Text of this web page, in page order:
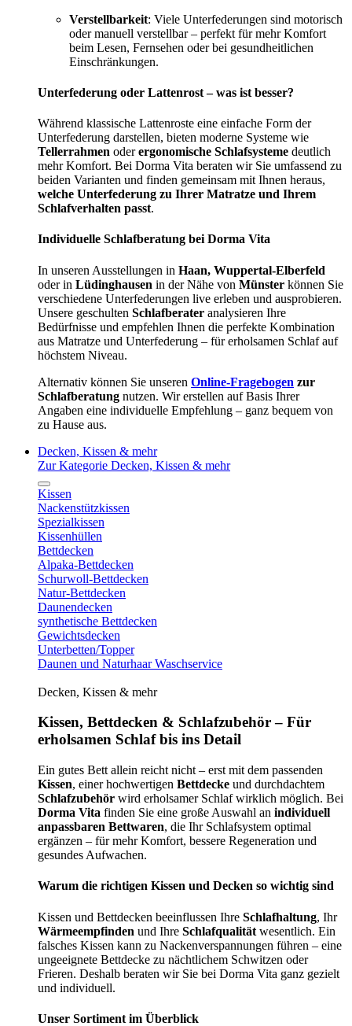
Verstellbarkeit: Viele Unterfederungen sind motorisch
oder manuell verstellbar – perfekt für mehr Komfort
beim Lesen, Fernsehen oder bei gesundheitlichen
Einschränkungen.
Unterfederung oder Lattenrost – was ist besser?
Während klassische Lattenroste eine einfache Form der
Unterfederung darstellen, bieten moderne Systeme wie
Tellerrahmen oderergonomische Schlafsysteme deutlich
mehr Komfort. Bei Dorma Vita beraten wir Sie umfassend zu
beiden Varianten und finden gemeinsam mit Ihnen heraus,
welche Unterfederung zu Ihrer Matratze und Ihrem
Schlafverhalten passt.
Individuelle Schlafberatung bei Dorma Vita
In unseren Ausstellungen in Haan, Wuppertal-Elberfeld
oder in Lüdinghausen in der Nähe von Münster können Sie
verschiedene Unterfederungen live erleben und ausprobieren.
Unsere geschulten Schlafberater analysieren Ihre
Bedürfnisse und empfehlen Ihnen die perfekte Kombination
aus Matratze und Unterfederung – für erholsamen Schlaf auf
höchstem Niveau.
Alternativ können Sie unseren Online-Fragebogen zur
Schlafberatung nutzen. Wir erstellen auf Basis Ihrer
Angaben eine individuelle Empfehlung – ganz bequem von
zu Hause aus.
Decken, Kissen & mehr
Zur Kategorie Decken, Kissen & mehr
Kissen
Nackenstützkissen
Spezialkissen
Kissenhüllen
Bettdecken
Alpaka-Bettdecken
Schurwoll-Bettdecken
Natur-Bettdecken
Daunendecken
synthetische Bettdecken
Gewichtsdecken
Unterbetten/Topper
Daunen und Naturhaar Waschservice
Decken, Kissen & mehr
Kissen, Bettdecken & Schlafzubehör – Für
erholsamen Schlaf bis ins Detail
Ein gutes Bett allein reicht nicht – erst mit dem passenden
Kissen, einer hochwertigen Bettdecke und durchdachtem
Schlafzubehör wird erholsamer Schlaf wirklich möglich. Bei
Dorma Vita finden Sie eine große Auswahl an individuell
anpassbaren Bettwaren, die Ihr Schlafsystem optimal
ergänzen – für mehr Komfort, bessere Regeneration und
gesundes Aufwachen.
Warum die richtigen Kissen und Decken so wichtig sind
Kissen und Bettdecken beeinflussen Ihre Schlafhaltung, Ihr
Wärmeempfinden und Ihre Schlafqualität wesentlich. Ein
falsches Kissen kann zu Nackenverspannungen führen – eine
ungeeignete Bettdecke zu nächtlichem Schwitzen oder
Frieren. Deshalb beraten wir Sie bei Dorma Vita ganz gezielt
und individuell.
Unser Sortiment im Überblick